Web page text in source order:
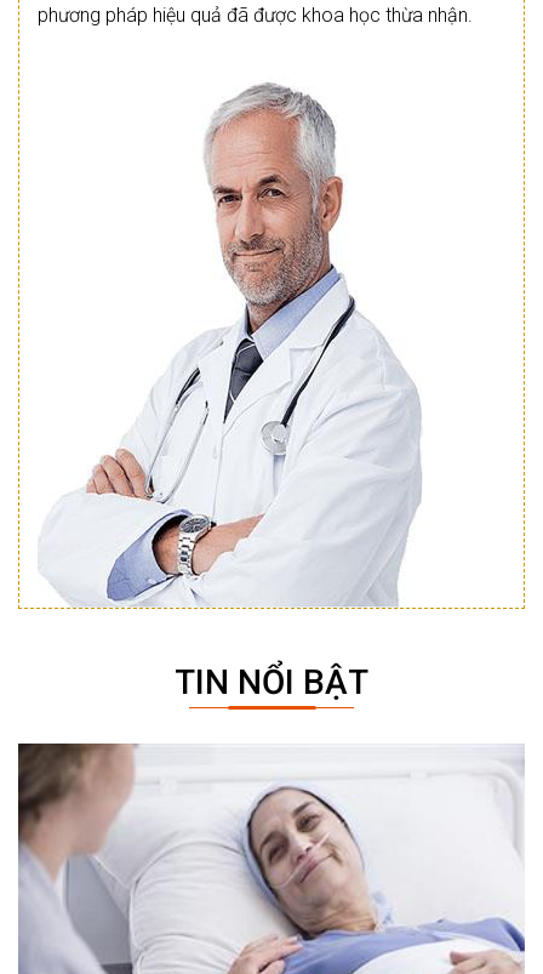
phương pháp hiệu quả đã được khoa học thừa nhận.
TIN NỔI BẬT